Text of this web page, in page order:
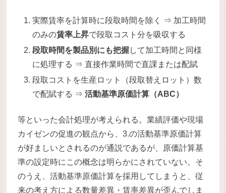
実際賃率を計算時に段取時間を除く ⇒ 加工時間
のみの賃率上昇で段取コスト分を吸収する
段取時間を製品別にも把握して加工時間と同様
に処理する ⇒ 直接作業時間で直課または配賦
段取コストを生産ロット（段取替えロット）数
で配賦する ⇒活動基準原価計算（ABC）
等といった会計処理が考えられる。業績評価や現場
カイゼンの促進の観点から、3.の活動基準原価計算
が好ましいとされるのが通説であるが、原価計算基
準の設定時にこの概念は明らかにされていない。そ
のうえ、活動基準原価計算を採用してしまうと、従
来の考え方による数量差異・賃率差異が歪んでしま